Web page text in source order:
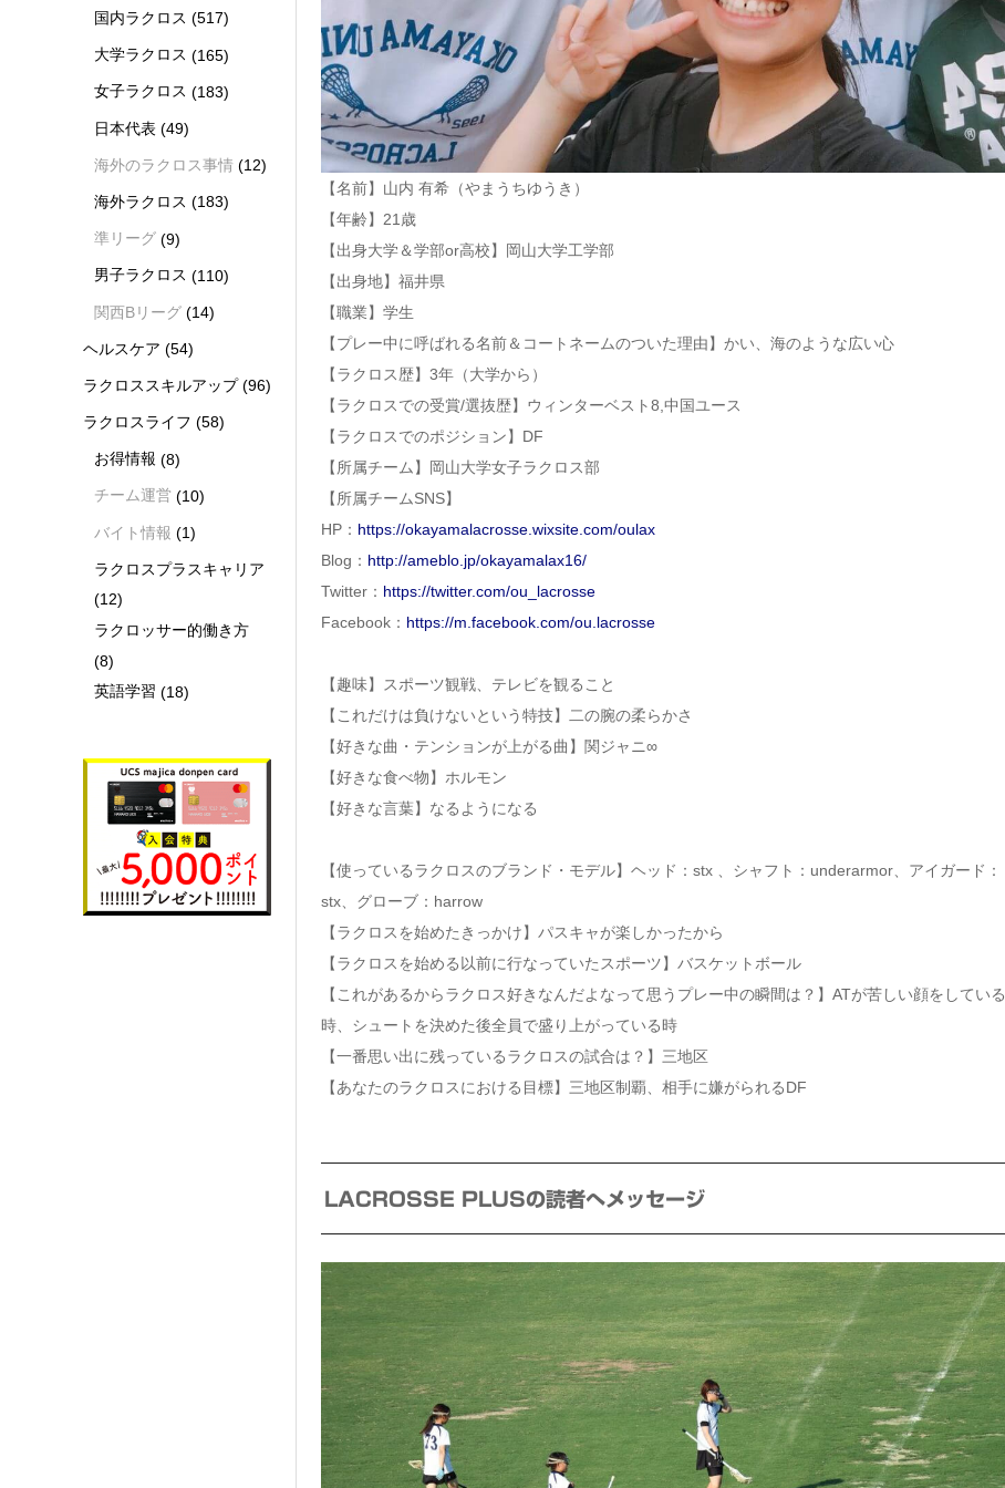
【名前】山内 有希（やまうちゆうき）
【年齢】21歳
【出身大学＆学部or高校】岡山大学工学部
【出身地】福井県
【職業】学生
【プレー中に呼ばれる名前＆コートネームのついた理由】かい、海のような広い心
【ラクロス歴】3年（大学から）
【ラクロスでの受賞/選抜歴】ウィンターベスト8,中国ユース
【ラクロスでのポジション】DF
【所属チーム】岡山大学女子ラクロス部
【所属チームSNS】
HP： https://okayamalacrosse.wixsite.com/oulax
Blog： http://ameblo.jp/okayamalax16/
Twitter： https://twitter.com/ou_lacrosse
Facebook： https://m.facebook.com/ou.lacrosse
【趣味】スポーツ観戦、テレビを観ること
【これだけは負けないという特技】二の腕の柔らかさ
【好きな曲・テンションが上がる曲】関ジャニ∞
【好きな食べ物】ホルモン
【好きな言葉】なるようになる
【使っているラクロスのブランド・モデル】ヘッド：stx 、シャフト：underarmor、アイガード：
stx、グローブ：harrow
【ラクロスを始めたきっかけ】パスキャが楽しかったから
【ラクロスを始める以前に行なっていたスポーツ】バスケットボール
【これがあるからラクロス好きなんだよなって思うプレー中の瞬間は？】ATが苦しい顔をしている
時、シュートを決めた後全員で盛り上がっている時
【一番思い出に残っているラクロスの試合は？】三地区
【あなたのラクロスにおける目標】三地区制覇、相手に嫌がられるDF
LACROSSE PLUSの読者へメッセージ
国内ラクロス (517)
大学ラクロス (165)
女子ラクロス (183)
日本代表 (49)
海外のラクロス事情 (12)
海外ラクロス (183)
準リーグ (9)
男子ラクロス (110)
関西Bリーグ (14)
ヘルスケア (54)
ラクロススキルアップ(96)
ラクロスライフ (58)
お得情報 (8)
チーム運営 (10)
バイト情報 (1)
ラクロスプラスキャリア
(12)
ラクロッサー的働き方
(8)
英語学習 (18)